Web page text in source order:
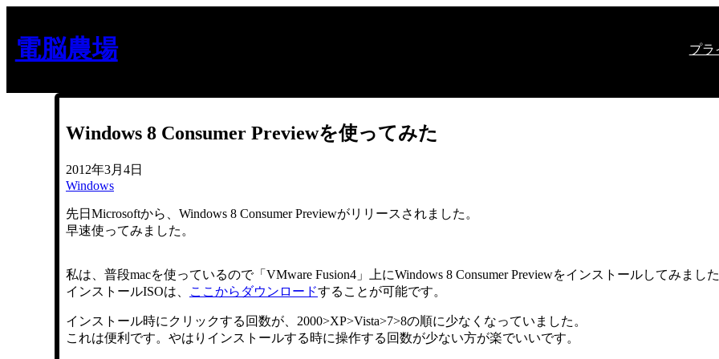
を
ス
ッ
電脳農場 プラ
Windows 8 Consumer Previewを使ってみた
2012年3月4日
Windows
先日Microsoftから、Windows 8 Consumer Previewがリリースされました。
早速使ってみました。
私は、普段macを使っているので「VMware Fusion4」上にWindows 8 Consumer Previewをインストールしてみました
インストールISOは、
ここからダウンロードすることが可能です。
インストール時にクリックする回数が、2000>XP>Vista>7>8の順に少なくなっていました。
これは便利です。やはりインストールする時に操作する回数が少ない方が楽でいいです。